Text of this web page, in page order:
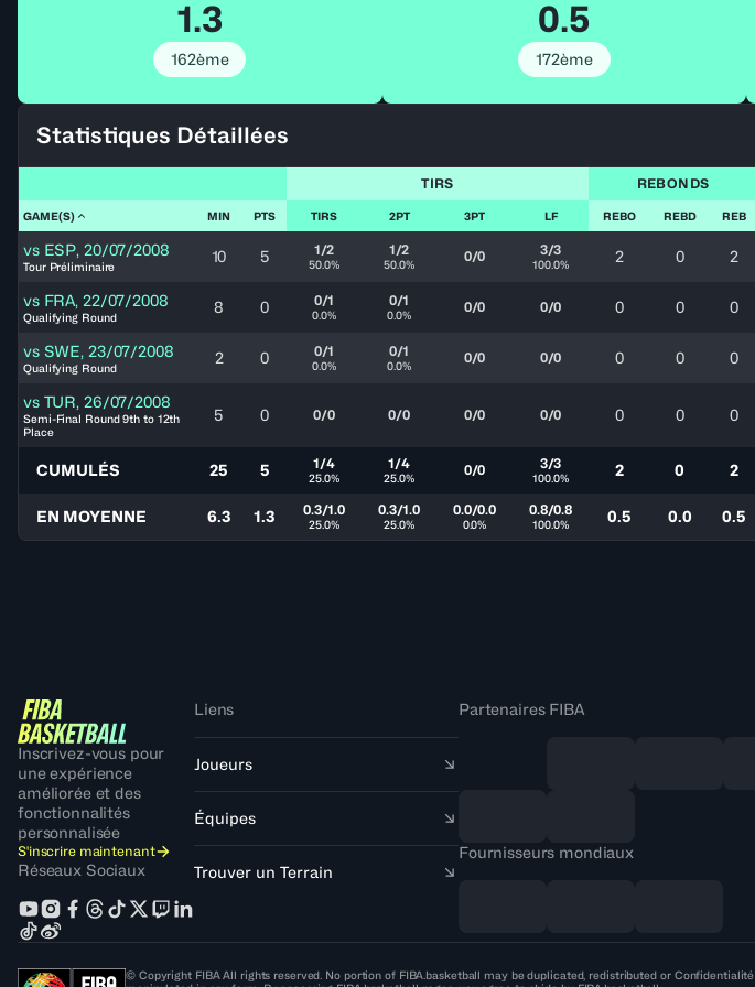
1.3
162ème
0.5
172ème
Statistiques Détaillées
TIRS REBONDS
GAME(S) MIN PTS TIRS 2PT 3PT LF REBO REBD REB
vs ESP, 20/07/2008
Tour Préliminaire
10 5 1/2
50.0%
1/2
50.0% 0/0 3/3
100.0% 2 0 2
vs FRA, 22/07/2008
Qualifying Round
8 0 0/1
0.0%
0/1
0.0% 0/0 0/0 0 0 0
vs SWE, 23/07/2008
Qualifying Round
2 0 0/1
0.0%
0/1
0.0% 0/0 0/0 0 0 0
vs TUR, 26/07/2008
Semi-Final Round 9th to 12th
Place
5 0 0/0 0/0 0/0 0/0 0 0 0
CUMULÉS 25 5 1/4
25.0%
1/4
25.0% 0/0 3/3
100.0% 2 0 2
EN MOYENNE 6.3 1.3 0.3/1.0
25.0%
0.3/1.0
25.0%
0.0/0.0
0.0%
0.8/0.8
100.0% 0.5 0.0 0.5
Inscrivez-vous pour
une expérience
améliorée et des
fonctionnalités
personnalisée
S'inscrire maintenant
Réseaux Sociaux
Liens
Joueurs
Équipes
Trouver un Terrain
Partenaires FIBA
Fournisseurs mondiaux
© Copyright FIBA All rights reserved. No portion of FIBA.basketball may be duplicated, redistributed or Confidentialité